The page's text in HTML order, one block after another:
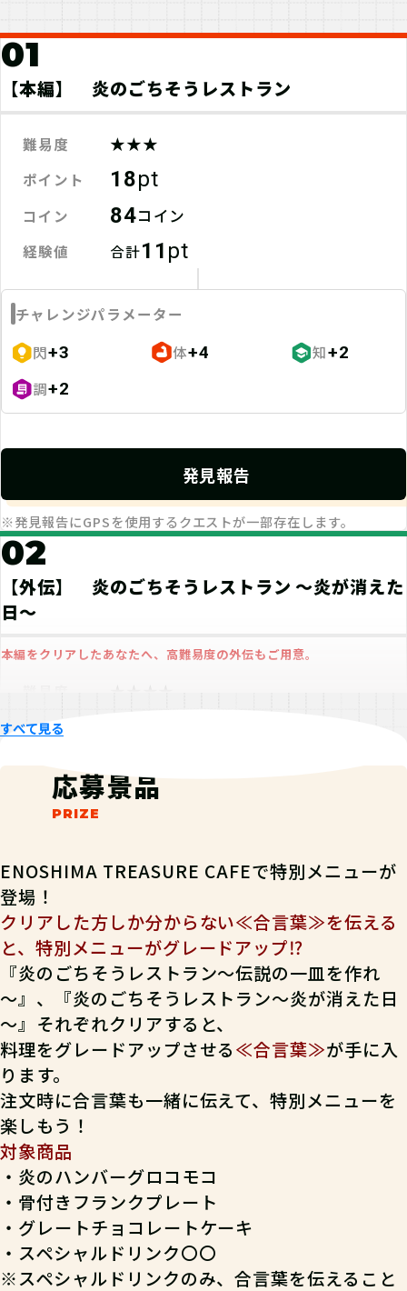
うな、とある料理名が少し怖かった(笑)。
不適切なレビューを報告
炎のごちそうレストラン〜炎が消えた
日〜
総合評価平均
2
0%
1
0%
てごたえ
4.0 (7件) 3.9 (7件) 3.6(7件)
2026-04-14
2ストーリー 2ボリューム
RANK：A / Lv.95
3
移動距離は短めでも、いろんな趣向があって楽し
めました。個人的には本編よりも好き。寒風吹く
中、屋外のベンチで解読作業をしていた時はきつ
かったけれど(笑)。
てごたえ ストーリー ボリューム
01
【本編】 炎のごちそうレストラン
難易度 ★★★
ポイント 18pt
コイン 84コイン
経験値 合計11 pt
チャレンジパラメーター
閃+3 体+4 知+2
調+2
発見報告
※発見報告にGPSを使用するクエストが一部存在します。
02
【外伝】 炎のごちそうレストラン ～炎が消えた
日～
本編をクリアしたあなたへ、高難易度の外伝もご用意。
難易度
ポイント
経験値 合計12
チャレンジパラメーター
閃
調+3 技+2
発見報告
※発見報告にGPSを使用するクエストが一部存在します。
すべて見る
応募景品
ENOSHIMA TREASURE CAFEで特別メニューが
登場！
クリアした方しか分からない≪合言葉≫を伝える
と、特別メニューがグレードアップ⁉
『炎のごちそうレストラン～伝説の一皿を作れ
～』、『炎のごちそうレストラン～炎が消えた日
～』それぞれクリアすると、
料理をグレードアップさせる≪合言葉≫が手に入
ります。
注文時に合言葉も一緒に伝えて、特別メニューを
楽しもう！
対象商品
・炎のハンバーグロコモコ
・骨付きフランクプレート
・グレートチョコレートケーキ
・スペシャルドリンク〇〇
※スペシャルドリンクのみ、合言葉を伝えること